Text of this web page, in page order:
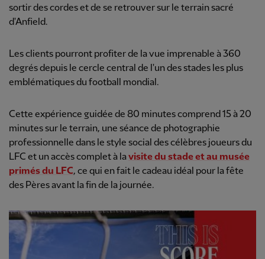
sortir des cordes et de se retrouver sur le terrain sacré
d'Anfield.
Les clients pourront profiter de la vue imprenable à 360
degrés depuis le cercle central de l'un des stades les plus
emblématiques du football mondial.
Cette expérience guidée de 80 minutes comprend 15 à 20
minutes sur le terrain, une séance de photographie
professionnelle dans le style social des célèbres joueurs du
LFC et un accès complet à lavisite du stade et au musée
primés du LFC, ce qui en fait le cadeau idéal pour la fête
des Pères avant la fin de la journée.